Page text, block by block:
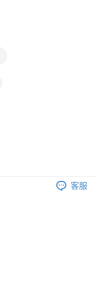
SF順豐速運或京東
工作天到店，3天內
客服